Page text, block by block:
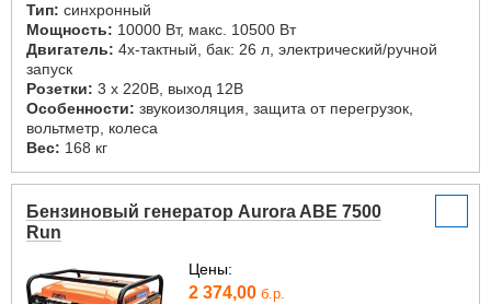
Тип: синхронный
Мощность: 10000 Вт, макс. 10500 Вт
Двигатель: 4х-тактный, бак: 26 л, электрический/ручной
запуск
Розетки: 3 х 220В, выход 12В
Особенности: звукоизоляция, защита от перегрузок,
вольтметр, колеса
Вес: 168 кг
Бензиновый генератор Aurora ABE 7500
Run
Цены:
2 374,00 б.р.